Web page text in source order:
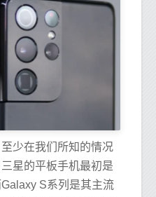
少在我们所知的情况
星的平板手机最初是
S系列是其主流